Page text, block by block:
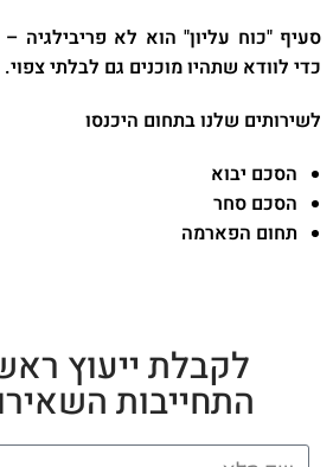
סעיף "כוח עליון" הוא לא פריבילגיה
כדי לוודא שתהיו מוכנים גם לבלתי צפוי.
לשירותים שלנו בתחום היכנסו
הסכם יבוא
הסכם סחר
תחום הפארמה
לקבלת ייעוץ
התחייבות